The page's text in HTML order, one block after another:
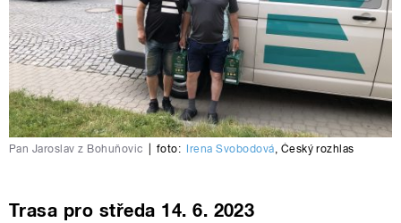
Pan Jaroslav z Bohuňovic foto: Irena Svobodová, Český rozhlas
Trasa pro středa 14. 6. 2023